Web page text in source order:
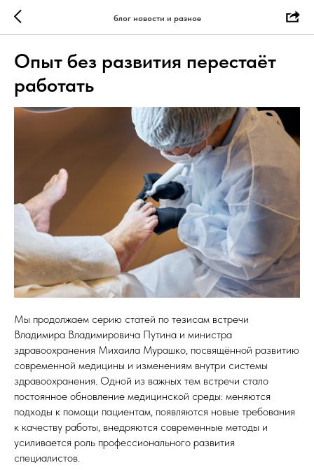
блог новости и разное
Опыт без развития перестаёт
работать
Мы продолжаем серию статей по тезисам встречи
Владимира Владимировича Путина и министра
здравоохранения Михаила Мурашко, посвящённой развитию
современной медицины и изменениям внутри системы
здравоохранения. Одной из важных тем встречи стало
постоянное обновление медицинской среды: меняются
подходы к помощи пациентам, появляются новые требования
к качеству работы, внедряются современные методы и
усиливается роль профессионального развития
специалистов.